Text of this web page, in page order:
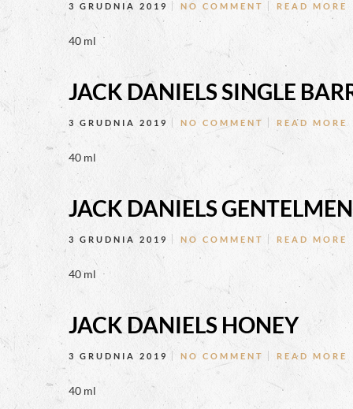
3 GRUDNIA 2019 NO COMMENT READ MORE
40 ml
JACK DANIELS SINGLE
3 GRUDNIA 2019 NO COMMENT READ MORE
40 ml
JACK DANIELS GENTELMEN
3 GRUDNIA 2019 NO COMMENT READ MORE
40 ml
JACK DANIELS HONEY
3 GRUDNIA 2019 NO COMMENT READ MORE
40 ml